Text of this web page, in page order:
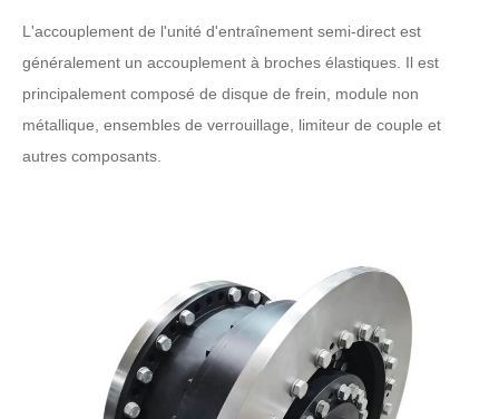
L'accouplement de l'unité d'entraînement semi-direct est
généralement un accouplement à broches élastiques. Il est
principalement composé de disque de frein, module non
métallique, ensembles de verrouillage, limiteur de couple et
autres composants.